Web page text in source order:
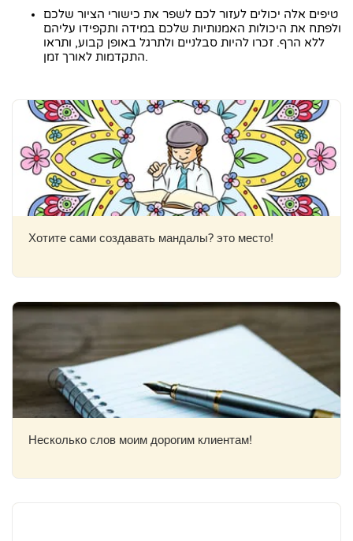
טיפים אלה יכולים לעזור לכם לשפר את כישורי הציור שלכם
ולפתח את היכולות האמנותיות שלכם במידה ותקפידו עליהם
ללא הרף. זכרו להיות סבלניים ולתרגל באופן קבוע, ותראו
התקדמות לאורך זמן.
Хотите сами создавать мандалы? это место!
Несколько слов моим дорогим клиентам!